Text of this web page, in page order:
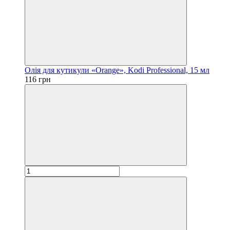
Олія для кутикули «Orange», Kodi Professional, 15 мл
116 грн